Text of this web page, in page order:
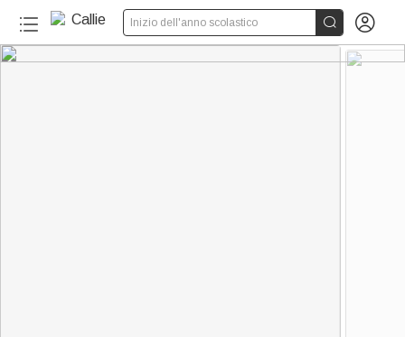
Inizio dell'anno scolastico  